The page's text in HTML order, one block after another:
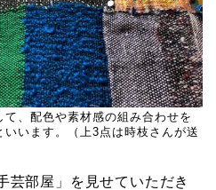
、配色や素材感の組み合わせを
います。（上3点は時枝さんが送
芸部屋」を見せていただき